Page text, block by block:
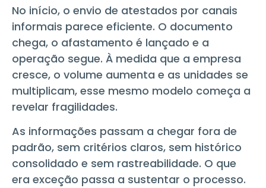
No início, o envio de atestados por canais
informais parece eficiente. O documento
chega, o afastamento é lançado e a
operação segue. À medida que a empresa
cresce, o volume aumenta e as unidades se
multiplicam, esse mesmo modelo começa a
revelar fragilidades.
As informações passam a chegar fora de
padrão, sem critérios claros, sem histórico
consolidado e sem rastreabilidade. O que
era exceção passa a sustentar o processo.